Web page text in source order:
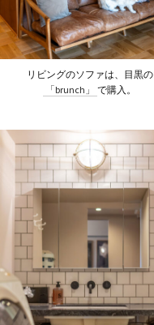
リビングのソファは、目黒の
「brunch」
で購入。